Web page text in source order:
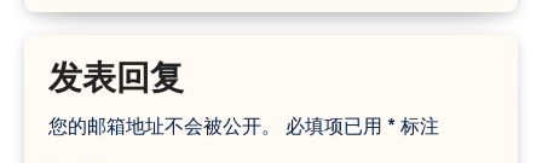
发表回复
您的邮箱地址不会被公开。 必填项已用 *标注